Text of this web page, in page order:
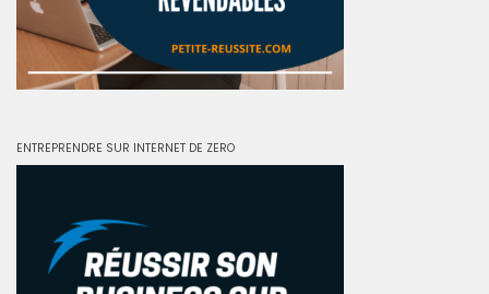
ENTREPRENDRE SUR INTERNET DE ZERO